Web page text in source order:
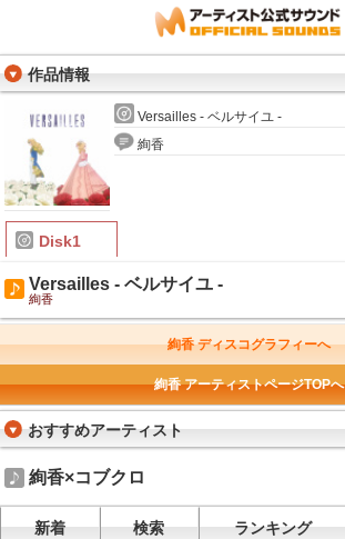
作品情報
Versailles - ベルサイユ -
絢香
Disk1
Versailles - ベルサイユ -
絢香
絢香 ディスコグラフィーへ
絢香 アーティストページTOPへ
おすすめアーティスト
絢香×コブクロ
新着 検索 ランキング